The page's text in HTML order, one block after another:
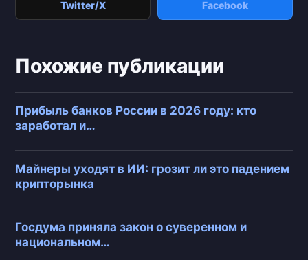
Twitter/X Facebook
Похожие публикации
Прибыль банков России в 2026 году: кто
заработал и…
Майнеры уходят в ИИ: грозит ли это падением
крипторынка
Госдума приняла закон о суверенном и
национальном…